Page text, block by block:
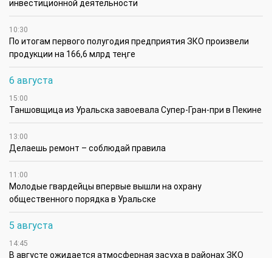
инвестиционной деятельности
10:30
По итогам первого полугодия предприятия ЗКО произвели
продукции на 166,6 млрд теңге
6 августа
15:00
Таншовщица из Уральска завоевала Супер-Гран-при в Пекине
13:00
Делаешь ремонт – соблюдай правила
11:00
Молодые гвардейцы впервые вышли на охрану
общественного порядка в Уральске
5 августа
14:45
В августе ожидается атмосферная засуха в районах ЗКО